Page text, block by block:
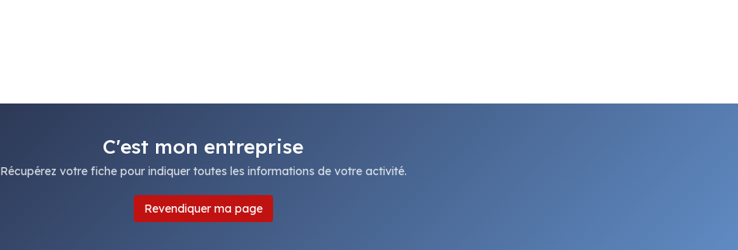
C'est mon entreprise
Récupérez votre fiche pour indiquer toutes les informations de votre activité.
Revendiquer ma page